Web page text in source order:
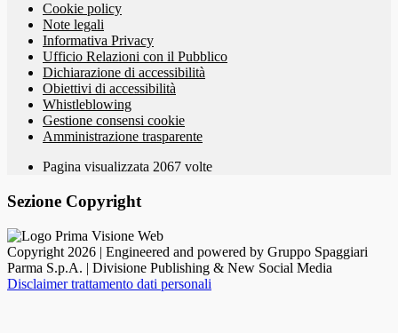
Cookie policy
Note legali
Informativa Privacy
Ufficio Relazioni con il Pubblico
Dichiarazione di accessibilità
Obiettivi di accessibilità
Whistleblowing
Gestione consensi cookie
Amministrazione trasparente
Pagina visualizzata 2067 volte
Sezione Copyright
Copyright 2026 | Engineered and powered by Gruppo Spaggiari
Parma S.p.A. | Divisione Publishing & New Social Media
Disclaimer trattamento dati personali